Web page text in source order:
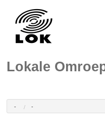
Lokale
- -